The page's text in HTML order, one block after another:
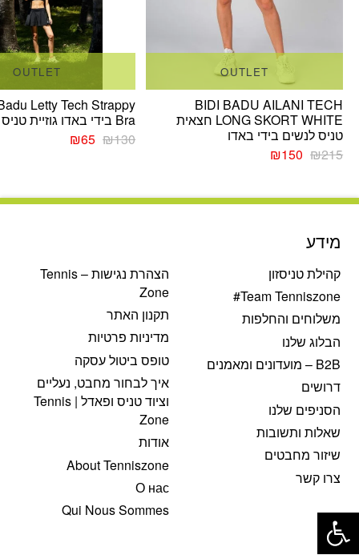
OUTLET
BIDI BADU AILANI TECH
LONG SKORT WHITE חצאית
טניס לנשים בידי באדו
₪215
המחיר
₪215.
₪150
המחיר
₪150.
OUTLET
Letty Tech Strappy
Bra בידי באדו גוזיית טניס נשים
₪130
המחיר
₪65 המחיר
מידע
קהילת טניסזון
Team Tenniszone#
משלוחים והחלפות
הבלוג שלנו
B2B – מועדונים ומאמנים
דרושים
הסניפים שלנו
שאלות ותשובות
שיזור מחבטים
צרו קשר
הצהרת נגישות – Tennis
Zone
תקנון האתר
מדיניות פרטיות
טופס ביטול עסקה
איך לבחור מחבט, נעליים
וציוד טניס ופאדל | Tennis
Zone
אודות
About Tenniszone
О нас
Qui Nous Sommesפתח סרגל נגישות